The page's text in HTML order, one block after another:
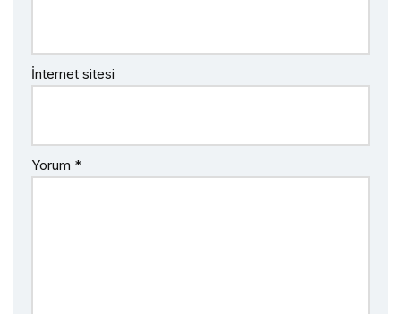
İnternet sitesi
Yorum *